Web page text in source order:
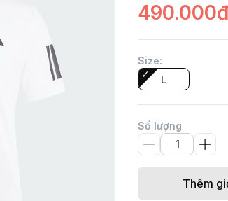
490.000đ
Size:
L
Số lượng
Thêm